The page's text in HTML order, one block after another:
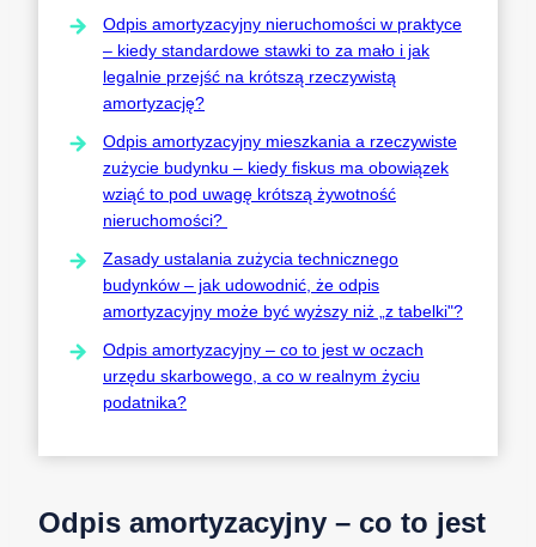
Odpis amortyzacyjny nieruchomości w praktyce
– kiedy standardowe stawki to za mało i jak
legalnie przejść na krótszą rzeczywistą
amortyzację?
Odpis amortyzacyjny mieszkania a rzeczywiste
zużycie budynku – kiedy fiskus ma obowiązek
wziąć to pod uwagę krótszą żywotność
nieruchomości?
Zasady ustalania zużycia technicznego
budynków – jak udowodnić, że odpis
amortyzacyjny może być wyższy niż „z tabelki"?
Odpis amortyzacyjny – co to jest w oczach
urzędu skarbowego, a co w realnym życiu
podatnika?
Odpis amortyzacyjny – co to jest